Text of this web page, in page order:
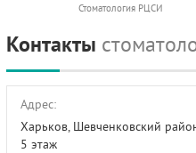
Стоматология РЦСИ
Контакты
Адрес:
Харьков, Шевченковский
5 этаж